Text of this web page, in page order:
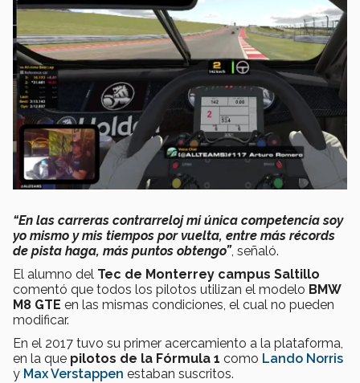
“En las carreras contrarreloj mi única competencia soy
yo mismo y mis tiempos por vuelta, entre más récords
de pista haga, más puntos obtengo”, señaló.
El alumno del Tec de Monterrey campus Saltillo
comentó que todos los pilotos utilizan el modelo BMW
M8 GTE en las mismas condiciones, el cual no pueden
modificar.
En el 2017 tuvo su primer acercamiento a la plataforma,
en la que pilotos de la Fórmula 1 como Lando Norris
y Max Verstappen estaban suscritos.